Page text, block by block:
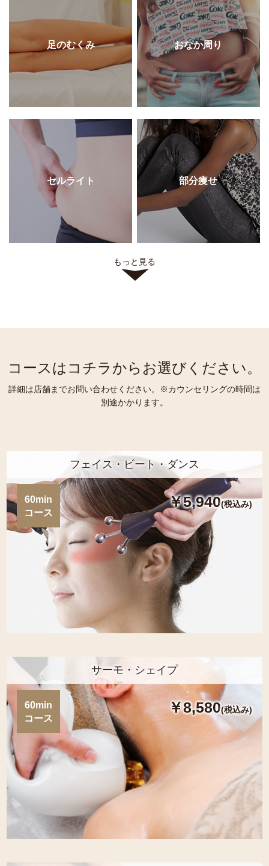
足のむくみ おなか周り
セルライト 部分痩せ
もっと見る
コースはコチラからお選びください。
詳細は店舗までお問い合わせください。※カウンセリングの時間は
別途かかります。
フェイス・ビート・ダンス
60min
コース
￥5,940(税込み)
サーモ・シェイプ
60min
コース
￥8,580(税込み)